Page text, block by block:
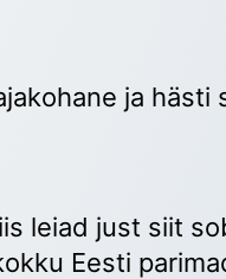
ja
leiad just siit
Eesti